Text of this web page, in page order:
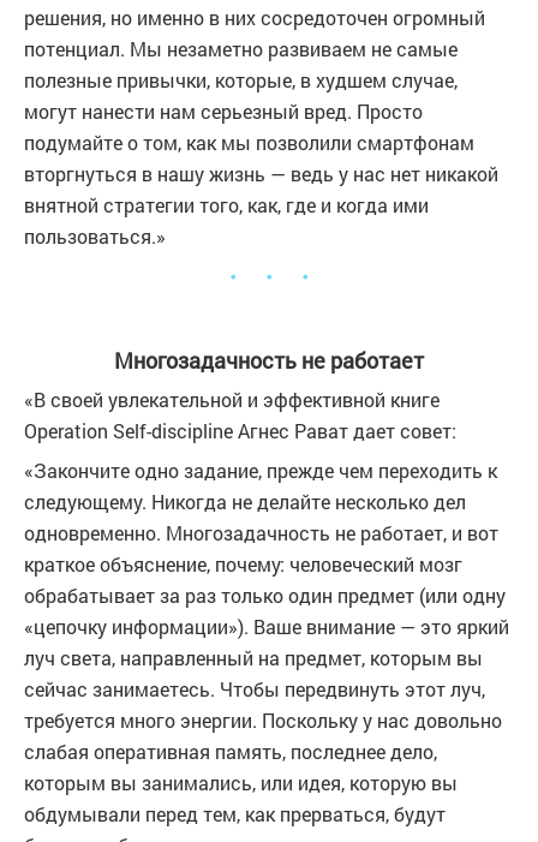
решения, но именно в них сосредоточен огромный
потенциал. Мы незаметно развиваем не самые
полезные привычки, которые, в худшем случае,
могут нанести нам серьезный вред. Просто
подумайте о том, как мы позволили смартфонам
вторгнуться в нашу жизнь — ведь у нас нет никакой
внятной стратегии того, как, где и когда ими
пользоваться.»
・ ・ ・
Многозадачность не работает
«В своей увлекательной и эффективной книге
Operation Self-discipline Агнес Рават дает совет:
«Закончите одно задание, прежде чем переходить к
следующему. Никогда не делайте несколько дел
одновременно. Многозадачность не работает, и вот
краткое объяснение, почему: человеческий мозг
обрабатывает за раз только один предмет (или одну
«цепочку информации»). Ваше внимание — это яркий
луч света, направленный на предмет, которым вы
сейчас занимаетесь. Чтобы передвинуть этот луч,
требуется много энергии. Поскольку у нас довольно
слабая оперативная память, последнее дело,
которым вы занимались, или идея, которую вы
обдумывали перед тем, как прерваться, будут